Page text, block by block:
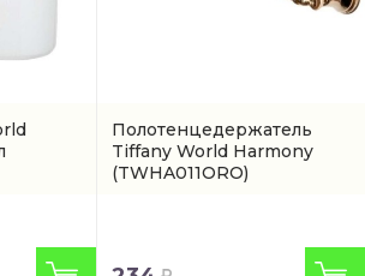
Полотенцедержатель
Tiffany World Harmony
(TWHA011ORO)